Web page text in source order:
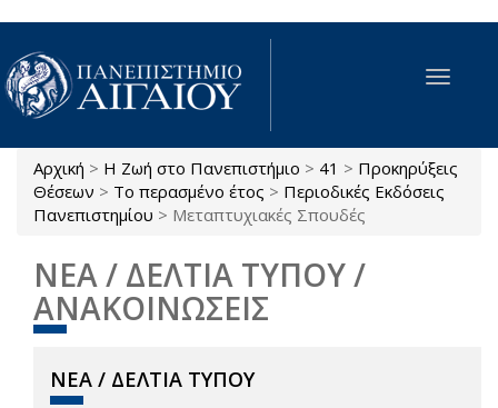
Παράκαμψη προς το κυρίως περιεχόμενο
Toggle
Είστε εδώ
Αρχική > Η Ζωή στο Πανεπιστήμιο > 41 > Προκηρύξεις
Θέσεων > Το περασμένο έτος > Περιοδικές Εκδόσεις
Πανεπιστημίου > Μεταπτυχιακές Σπουδές
ΝΕΑ / ΔΕΛΤΙΑ ΤΥΠΟΥ /
ΑΝΑΚΟΙΝΩΣΕΙΣ
ΝΕΑ / ΔΕΛΤΙΑ ΤΥΠΟΥ